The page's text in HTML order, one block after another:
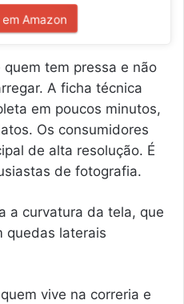
Amazon
quem tem pressa e não
A ficha técnica
em poucos minutos,
Os consumidores
de alta resolução. É
de fotografia.
a curvatura da tela, que
quedas laterais
vive na correria e